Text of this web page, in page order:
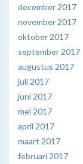
december 2017
november 2017
oktober 2017
september 2017
augustus 2017
juli 2017
juni 2017
mei 2017
april 2017
maart 2017
februari 2017